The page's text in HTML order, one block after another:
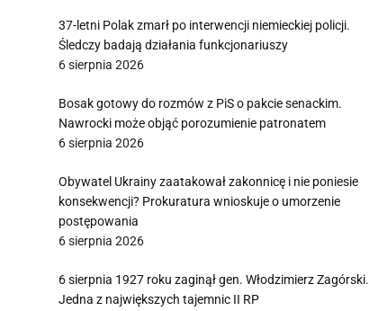
37-letni Polak zmarł po interwencji niemieckiej policji.
Śledczy badają działania funkcjonariuszy
6 sierpnia 2026
Bosak gotowy do rozmów z PiS o pakcie senackim.
Nawrocki może objąć porozumienie patronatem
6 sierpnia 2026
Obywatel Ukrainy zaatakował zakonnicę i nie poniesie
konsekwencji? Prokuratura wnioskuje o umorzenie
postępowania
6 sierpnia 2026
6 sierpnia 1927 roku zaginął gen. Włodzimierz Zagórski.
Jedna z największych tajemnic II RP